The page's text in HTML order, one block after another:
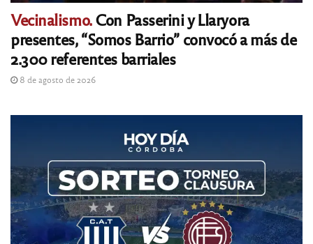
Vecinalismo.Con Passerini y Llaryora
presentes, “Somos Barrio” convocó a más de
2.300 referentes barriales
8 de agosto de 2026